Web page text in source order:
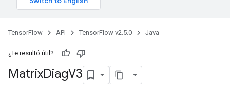
TensorFlow API TensorFlow v2.5.0 Java
¿Te resultó útil?
MatrixDiagV3